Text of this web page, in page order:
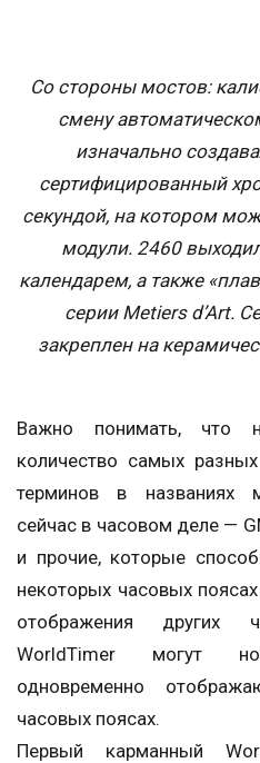
Со стороны мостов:
смену
изначально
сертифицированный
секундой, на котором
модули. 2460
календарем, а также
серии Metiers d’Art.
закреплен на
Важно понимать, что
количество самых
терминов в названиях
сейчас в часовом деле —
и прочие, которые
некоторых часовых
отображения других
WorldTimer могут
одновременно
часовых поясах.
Первый карманный